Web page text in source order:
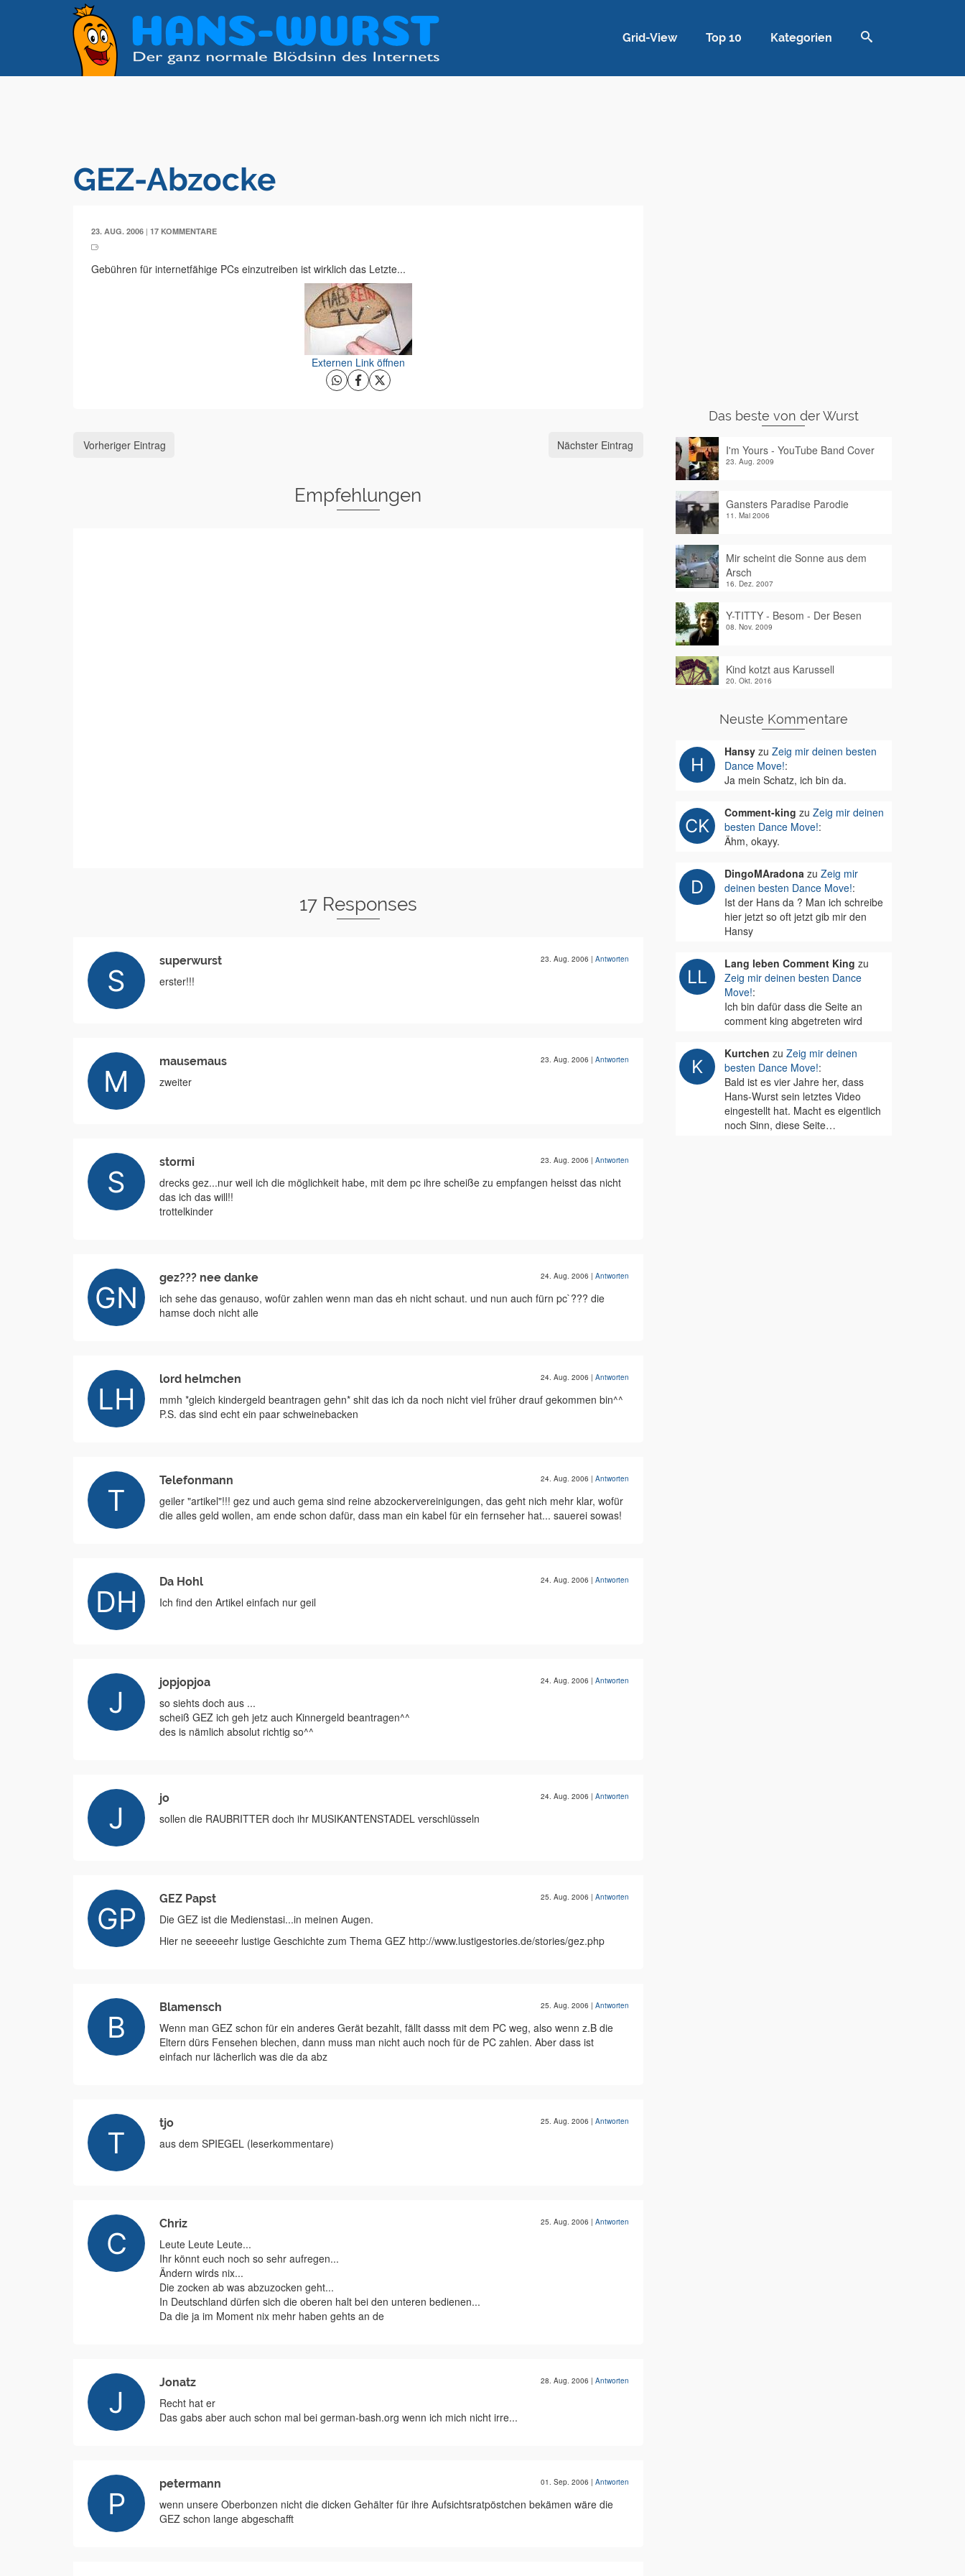
Grid-View Top 10 Kategorien
GEZ-Abzocke
23. AUG. 2006 | 17 KOMMENTARE
Gebühren für internetfähige PCs einzutreiben ist wirklich das Letzte...
Externen Link öffnen
Vorheriger Eintrag Nächster Eintrag
Empfehlungen
17 Responses
superwurst 23. Aug. 2006 | Antworten
erster!!!
mausemaus 23. Aug. 2006 | Antworten
zweiter
stormi 23. Aug. 2006 | Antworten
drecks gez...nur weil ich die möglichkeit habe, mit dem pc ihre scheiße zu empfangen heisst das nicht
das ich das will!!
trottelkinder
gez??? nee danke 24. Aug. 2006 | Antworten
ich sehe das genauso, wofür zahlen wenn man das eh nicht schaut. und nun auch fürn pc`??? die
hamse doch nicht alle
lord helmchen 24. Aug. 2006 | Antworten
mmh *gleich kindergeld beantragen gehn* shit das ich da noch nicht viel früher drauf gekommen bin^^
P.S. das sind echt ein paar schweinebacken
Telefonmann 24. Aug. 2006 | Antworten
geiler "artikel"!!! gez und auch gema sind reine abzockervereinigungen, das geht nich mehr klar, wofür
die alles geld wollen, am ende schon dafür, dass man ein kabel für ein fernseher hat... sauerei sowas!
Da Hohl 24. Aug. 2006 | Antworten
Ich find den Artikel einfach nur geil
jopjopjoa 24. Aug. 2006 | Antworten
so siehts doch aus ...
scheiß GEZ ich geh jetz auch Kinnergeld beantragen^^
des is nämlich absolut richtig so^^
jo 24. Aug. 2006 | Antworten
sollen die RAUBRITTER doch ihr MUSIKANTENSTADEL verschlüsseln
GEZ Papst 25. Aug. 2006 | Antworten
Die GEZ ist die Medienstasi...in meinen Augen.
Hier ne seeeeehr lustige Geschichte zum Thema GEZ http://www.lustigestories.de/stories/gez.php
Blamensch 25. Aug. 2006 | Antworten
Wenn man GEZ schon für ein anderes Gerät bezahlt, fällt dasss mit dem PC weg, also wenn z.B die
Eltern dürs Fensehen blechen, dann muss man nicht auch noch für de PC zahlen. Aber dass ist
einfach nur lächerlich was die da abz
tjo 25. Aug. 2006 | Antworten
aus dem SPIEGEL (leserkommentare)
Chriz 25. Aug. 2006 | Antworten
Leute Leute Leute...
Ihr könnt euch noch so sehr aufregen...
Ändern wirds nix...
Die zocken ab was abzuzocken geht...
In Deutschland dürfen sich die oberen halt bei den unteren bedienen...
Da die ja im Moment nix mehr haben gehts an de
Jonatz 28. Aug. 2006 | Antworten
Recht hat er
Das gabs aber auch schon mal bei german-bash.org wenn ich mich nicht irre...
petermann 01. Sep. 2006 | Antworten
wenn unsere Oberbonzen nicht die dicken Gehälter für ihre Aufsichtsratpöstchen bekämen wäre die
GEZ schon lange abgeschafft
Das beste von der Wurst
I'm Yours - YouTube Band Cover
23. Aug. 2009
Gansters Paradise Parodie
11. Mai 2006
Mir scheint die Sonne aus dem
Arsch
16. Dez. 2007
Y-TITTY - Besom - Der Besen
08. Nov. 2009
Kind kotzt aus Karussell
20. Okt. 2016
Neuste Kommentare
Hansyzu Zeig mir deinen besten
Dance Move!:
Ja mein Schatz, ich bin da.
Comment-king zu Zeig mir deinen
besten Dance Move!:
Ähm, okayy.
DingoMAradonazu Zeig mir
deinen besten Dance Move!:
Ist der Hans da ? Man ich schreibe
hier jetzt so oft jetzt gib mir den
Hansy
Lang leben Comment King zu
Zeig mir deinen besten Dance
Move!:
Ich bin dafür dass die Seite an
comment king abgetreten wird
Kurtchen zu Zeig mir deinen
besten Dance Move!:
Bald ist es vier Jahre her, dass
Hans-Wurst sein letztes Video
eingestellt hat. Macht es eigentlich
noch Sinn, diese Seite…